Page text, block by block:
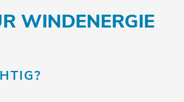
WINDENERGIE